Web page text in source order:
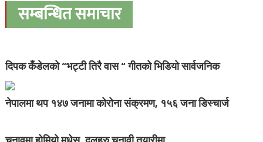
सम्बन्धित समाचार
दिपक कँडेलको “भट्टी तिरै वास “ गीतको भिडियो सार्वजनिक
नेपालमा थप १४७ जनामा कोरोना संक्रमण, १५६ जना डिस्चार्ज